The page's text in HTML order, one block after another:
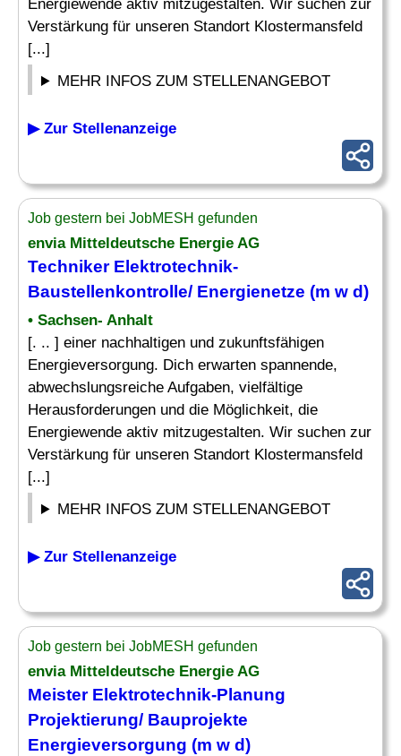
Energiewende aktiv mitzugestalten. Wir suchen zur
Verstärkung für unseren Standort Klostermansfeld
[...]
MEHR INFOS ZUM STELLENANGEBOT
▶ Zur Stellenanzeige
Job gestern bei JobMESH gefunden
envia Mitteldeutsche Energie AG
Techniker Elektrotechnik-
Baustellenkontrolle/ Energienetze (m w d)
• Sachsen- Anhalt
[. .. ] einer nachhaltigen und zukunftsfähigen
Energieversorgung. Dich erwarten spannende,
abwechslungsreiche Aufgaben, vielfältige
Herausforderungen und die Möglichkeit, die
Energiewende aktiv mitzugestalten. Wir suchen zur
Verstärkung für unseren Standort Klostermansfeld
[...]
MEHR INFOS ZUM STELLENANGEBOT
▶ Zur Stellenanzeige
Job gestern bei JobMESH gefunden
envia Mitteldeutsche Energie AG
Meister Elektrotechnik-Planung
Projektierung/ Bauprojekte
Energieversorgung (m w d)